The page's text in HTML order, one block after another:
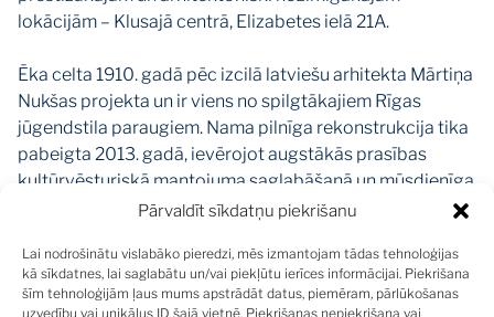
Pārvaldīt sīkdatņu piekrišanu
Lai nodrošinātu vislabāko pieredzi, mēs izmantojam tādas tehnoloģijas
kā sīkdatnes, lai saglabātu un/vai piekļūtu ierīces informācijai. Piekrišana
šīm tehnoloģijām ļaus mums apstrādāt datus, piemēram, pārlūkošanas
uzvedību vai unikālus ID šajā vietnē. Piekrišanas nepiekrišana vai
lokācijām – Klusajā centrā, Elizabetes ielā 21A.
Ēka celta 1910. gadā pēc izcilā latviešu arhitekta Mārtiņa
Nukšas projekta un ir viens no spilgtākajiem Rīgas
jūgendstila paraugiem. Nama pilnīga rekonstrukcija tika
pabeigta 2013. gadā, ievērojot augstākās prasības
kultūrvēsturiskā mantojuma saglabāšanā un mūsdienīga
komforta nodrošināšanā.
Dzīvoklis atrodas ēkas 3. stāvā, tā kopējā platība ir 153
m², un tam ir pārdomāts un funkcionāls plānojums –